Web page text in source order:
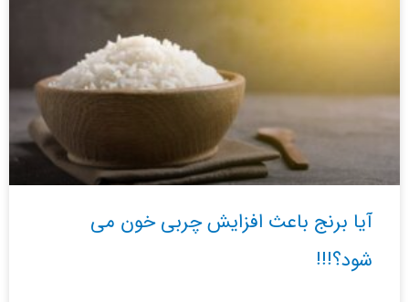
آیا برنج باعث افزایش چربی خون می
شود؟!!!